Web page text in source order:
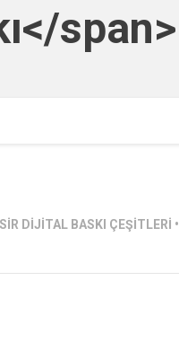
span>
DIJITAL BASKI ÇEŞITLERI •